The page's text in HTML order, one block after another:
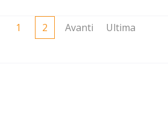
1 2 Avanti Ultima